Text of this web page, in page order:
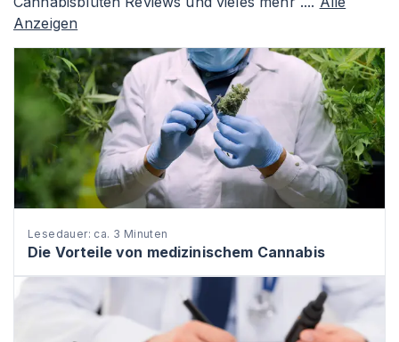
Anzeigen
Lesedauer: ca. 3 Minuten
Die Vorteile von medizinischem Cannabis